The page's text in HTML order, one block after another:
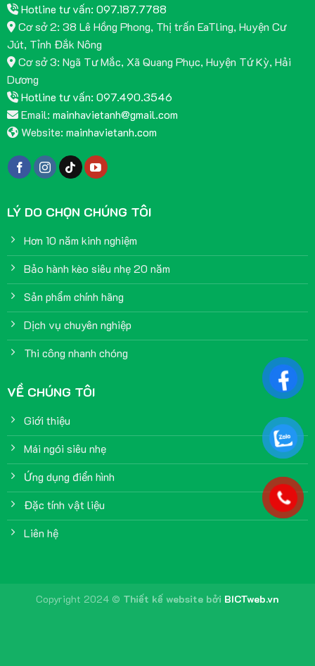
Hotline tư vấn: 097.187.7788
Cơ sở 2: 38 Lê Hồng Phong, Thị trấn EaTling, Huyện Cư
Jút, Tỉnh Đắk Nông
Cơ sở 3: Ngã Tư Mắc, Xã Quang Phục, Huyện Tứ Kỳ, Hải
Dương
Hotline tư vấn: 097.490.3546
Email: mainhavietanh@gmail.com
Website: mainhavietanh.com
LÝ DO CHỌN CHÚNG TÔI
Hơn 10 năm kinh nghiệm
Bảo hành kèo siêu nhẹ 20 năm
Sản phẩm chính hãng
Dịch vụ chuyên nghiệp
Thi công nhanh chóng
VỀ CHÚNG TÔI
Giới thiệu
Mái ngói siêu nhẹ
Ứng dụng điển hình
Đặc tính vật liệu
Liên hệ
Copyright 2024 © Thiết kế website bởi BICTweb.vn